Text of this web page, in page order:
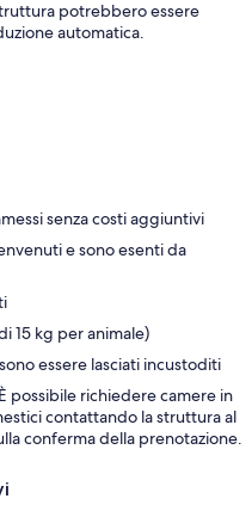
potrebbero essere
automatica.
senza costi aggiuntivi
e sono esenti da
15 kg per animale)
essere lasciati incustoditi
possibile richiedere camere in
contattando la struttura al
conferma della prenotazione.